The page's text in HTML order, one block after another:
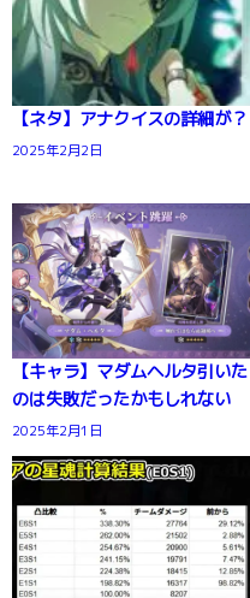
【ネタ】アナクイスの詳細が？
2025年2月2日
【キャラ】マダムヘルタ引いた
のは失敗だったかもしれない
2025年2月1日